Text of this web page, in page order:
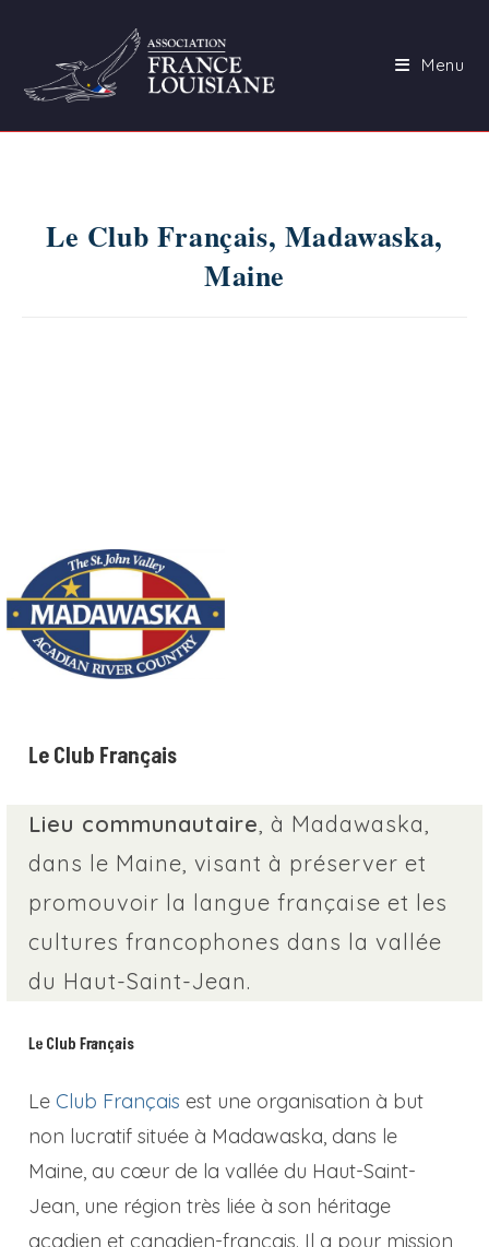
Menu
Le Club Français, Madawaska,
Maine
Le Club Français
Lieu communautaire, à Madawaska,
dans le Maine, visant à préserver et
promouvoir la langue française et les
cultures francophones dans la vallée
du Haut-Saint-Jean.
Le Club Français
Le Club Français est une organisation à but
non lucratif située à Madawaska, dans le
Maine, au cœur de la vallée du Haut-Saint-
Jean, une région très liée à son héritage
acadien et canadien-français. Il a pour mission